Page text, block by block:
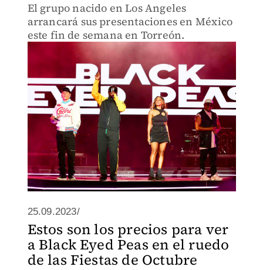
El grupo nacido en Los Angeles
arrancará sus presentaciones en México
este fin de semana en Torreón.
25.09.2023/
Estos son los precios para ver
a Black Eyed Peas en el ruedo
de las Fiestas de Octubre